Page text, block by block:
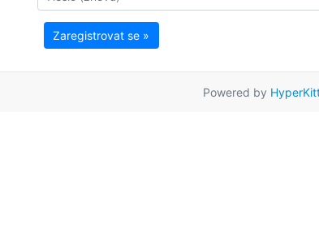
Zaregistrovat se »
Powered by